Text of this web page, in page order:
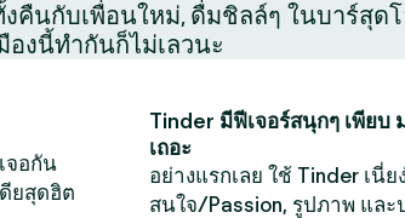
คืนกับเพื่อนใหม่, ดื่มชิลล์ๆ ในบาร์สุ
องนี้ทำกันก็ไม่เลวนะ
จอกัน
ยสุดฮิต
Tinder มีฟีเจอร์สนุกๆ เพีย
เถอะ
อย่างแรกเลย ใช้ Tinder เนี่
สนใจ/Passion, รูปภาพ แล